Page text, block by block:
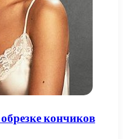
кончиков